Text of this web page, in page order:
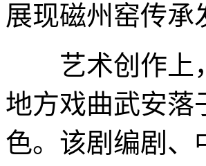
展现磁州窑传承
艺术创作上，
地方戏曲武安落
色。该剧编剧、